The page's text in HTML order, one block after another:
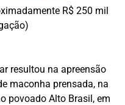
R$ 250 mil
resultou na apreensão
maconha prensada, na
povoado Alto Brasil, em